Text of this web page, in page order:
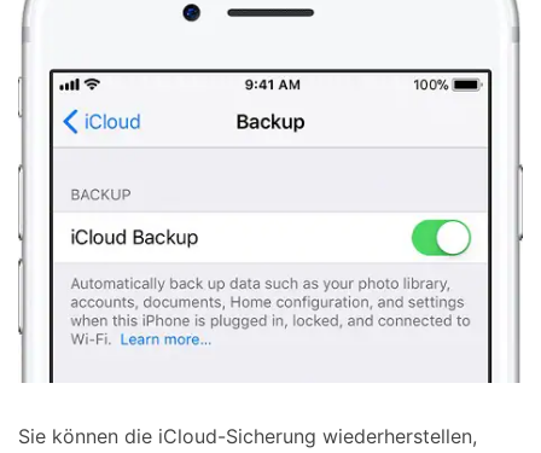
Sie können die iCloud-Sicherung wiederherstellen,